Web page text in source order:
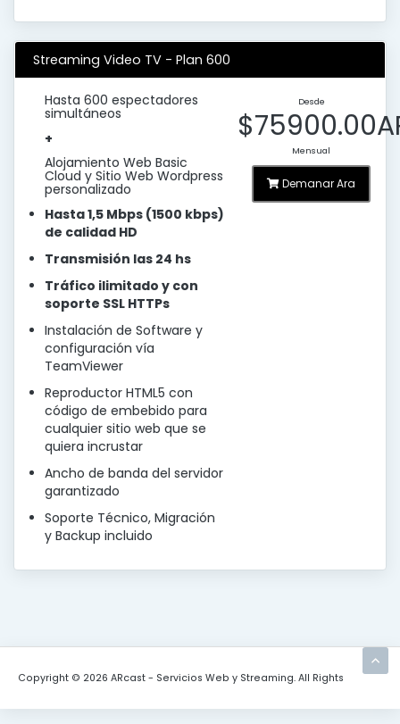
Streaming Video TV - Plan 600
Hasta 600 espectadores
simultáneos
+
Alojamiento Web Basic
Cloud y Sitio Web Wordpress
personalizado
Hasta 1,5 Mbps (1500 kbps)
de calidad HD
Transmisión las 24 hs
Tráfico ilimitado y con
soporte SSL HTTPs
Instalación de Software y
configuración vía
TeamViewer
Reproductor HTML5 con
código de embebido para
cualquier sitio web que se
quiera incrustar
Ancho de banda del servidor
garantizado
Soporte Técnico, Migración
y Backup incluido
Desde
Mensual
Demanar Ara
Copyright © 2026 ARcast - Servicios Web y Streaming. All Rights